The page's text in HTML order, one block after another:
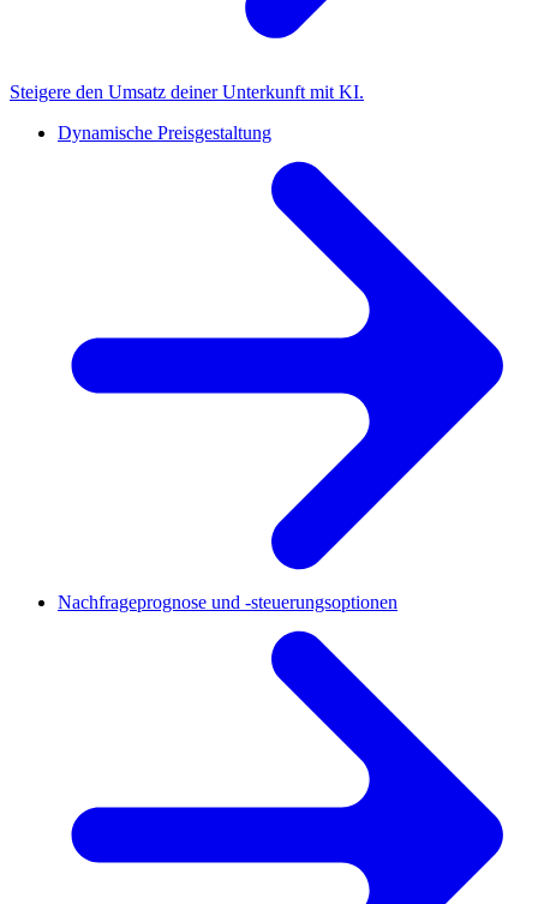
Steigere den Umsatz deiner Unterkunft mit KI.
Dynamische Preisgestaltung
Nachfrageprognose und -steuerungsoptionen